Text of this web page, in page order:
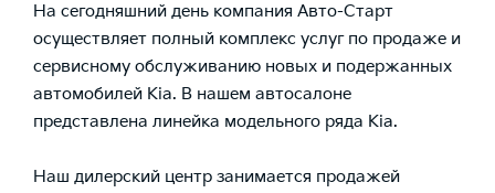
На сегодняшний день компания Авто-Старт
осуществляет полный комплекс услуг по продаже и
сервисному обслуживанию новых и подержанных
автомобилей Kia. В нашем автосалоне
представлена линейка модельного ряда Kia.
Наш дилерский центр занимается продажей